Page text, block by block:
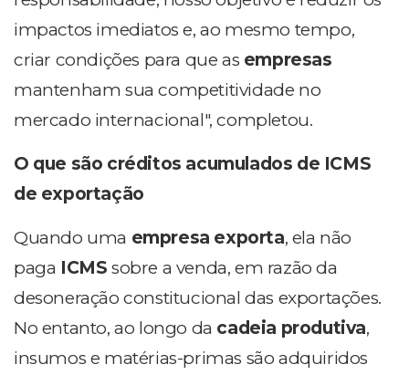
impactos imediatos e, ao mesmo tempo,
criar condições para que as empresas
mantenham sua competitividade no
mercado internacional", completou.
O que são créditos acumulados de ICMS
de exportação
Quando uma empresa exporta, ela não
paga ICMS sobre a venda, em razão da
desoneração constitucional das exportações.
No entanto, ao longo da cadeia produtiva,
insumos e matérias-primas são adquiridos